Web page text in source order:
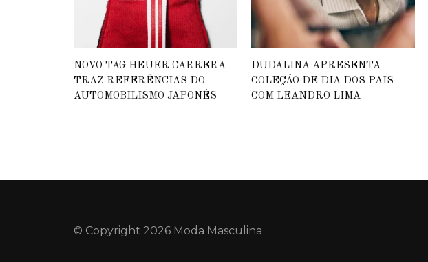
NOVO TAG HEUER CARRERA
TRAZ REFERÊNCIAS DO
AUTOMOBILISMO JAPONÊS
DUDALINA APRESENTA
COLEÇÃO DE DIA DOS PAIS
COM LEANDRO LIMA
© Copyright 2026 Moda Masculina